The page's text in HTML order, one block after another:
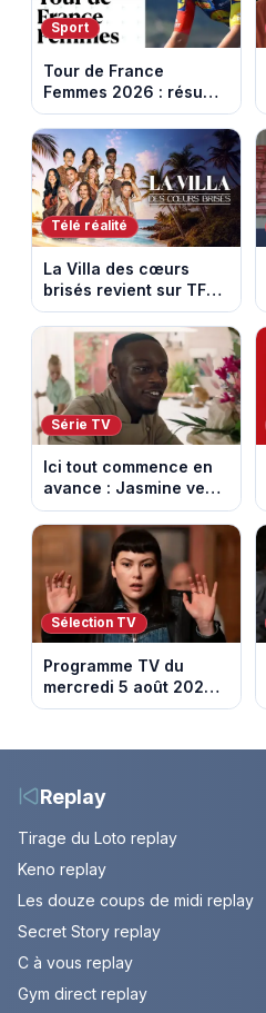
Sport
Tour de France
Femmes 2026 : résumé
vidéo de la 5e étape
entre Mâcon et
Belleville-en-
Beaujolais
Télé réalité
La Villa des cœurs
brisés revient sur TFX :
voici les candidats de
la saison 11 au Mexique
Série TV
Ici tout commence en
avance : Jasmine veut
retenir Louis. Episode
du 6 août 2026
(spoiler)
Sélection TV
Programme TV du
mercredi 5 août 2026 :
notre sélection pour
Replay
Tirage du Loto replay
Keno replay
Les douze coups de midi replay
Secret Story replay
C à vous replay
Gym direct replay